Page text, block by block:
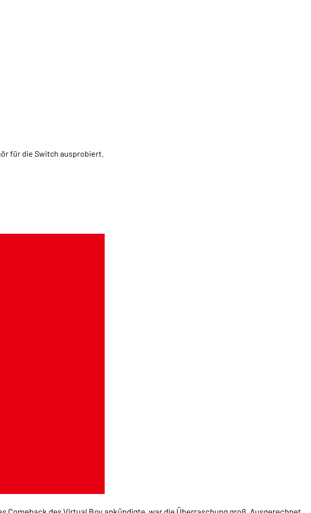
für die Switch ausprobiert.